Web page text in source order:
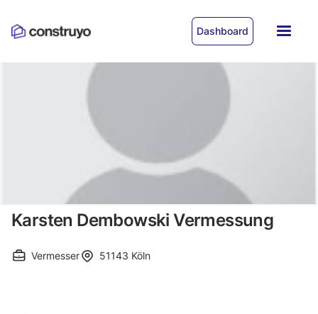
Dashboard
Karsten Dembowski Vermessung
Vermesser 51143 Köln